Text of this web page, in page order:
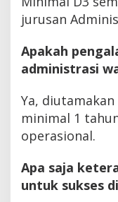
jurusan
Apakah
administrasi
Ya,
minimal 1
operasional.
Apa saja
untuk sukses